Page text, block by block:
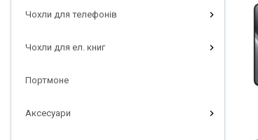
Чохли для телефонів
Чохли для ел. книг
Портмоне
Аксесуари